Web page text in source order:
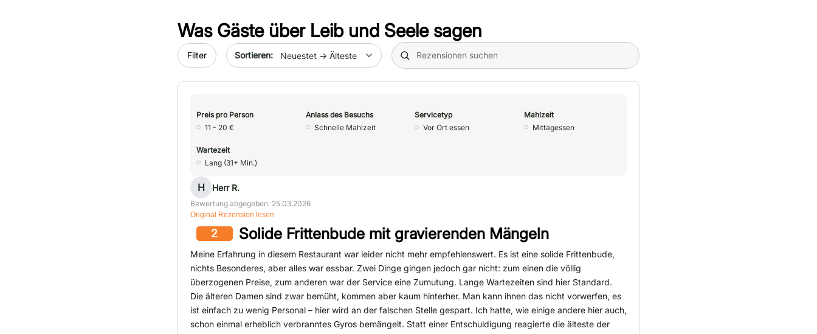
Was Gäste über Leib und Seelesagen
Filter Sort by date Search (title/text)
Preis pro Person
11 - 20 €
Anlass des Besuchs
Schnelle Mahlzeit
Servicetyp
Vor Ort essen
Mahlzeit
Mittagessen
Wartezeit
Lang (31+ Min.)
H Herr R.
Bewertung abgegeben: 25.03.2026
Original Rezension lesen
2 Solide Frittenbude mit gravierenden Mängeln
Meine Erfahrung in diesem Restaurant war leider nicht mehr empfehlenswert. Es ist eine solide Frittenbude,
nichts Besonderes, aber alles war essbar. Zwei Dinge gingen jedoch gar nicht: zum einen die völlig
überzogenen Preise, zum anderen war der Service eine Zumutung. Lange Wartezeiten sind hier Standard.
Die älteren Damen sind zwar bemüht, kommen aber kaum hinterher. Man kann ihnen das nicht vorwerfen, es
ist einfach zu wenig Personal – hier wird an der falschen Stelle gespart. Ich hatte, wie einige andere hier auch,
schon einmal erheblich verbranntes Gyros bemängelt. Statt einer Entschuldigung reagierte die älteste der